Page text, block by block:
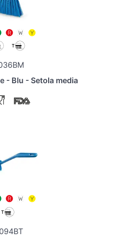
- Blu - Setola media